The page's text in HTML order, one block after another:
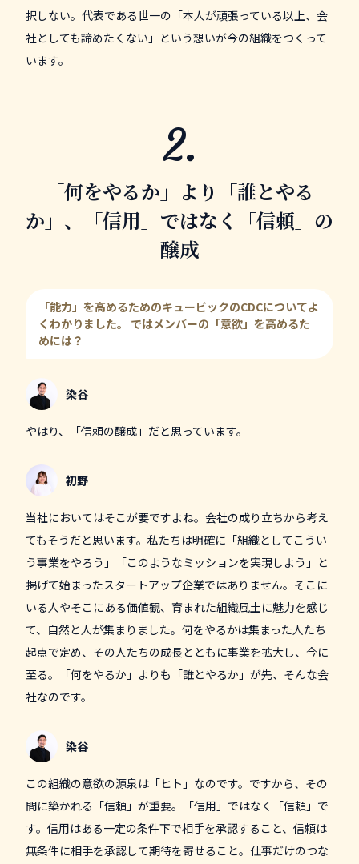
択しない。代表である世一の「本人が頑張っている以上、会
社としても諦めたくない」という想いが今の組織をつくって
います。
「何をやるか」より「誰とやる
か」、「信用」ではなく「信頼」の
醸成
「能力」を高めるためのキュービックのCDCについてよ
くわかりました。 ではメンバーの「意欲」を高めるた
めには？
染谷
やはり、「信頼の醸成」だと思っています。
初野
当社においてはそこが要ですよね。会社の成り立ちから考え
てもそうだと思います。私たちは明確に「組織としてこうい
う事業をやろう」「このようなミッションを実現しよう」と
掲げて始まったスタートアップ企業ではありません。そこに
いる人やそこにある価値観、育まれた組織風土に魅力を感じ
て、自然と人が集まりました。何をやるかは集まった人たち
起点で定め、その人たちの成長とともに事業を拡大し、今に
至る。「何をやるか」よりも「誰とやるか」が先、そんな会
社なのです。
染谷
この組織の意欲の源泉は「ヒト」なのです。ですから、その
間に築かれる「信頼」が重要。「信用」ではなく「信頼」で
す。信用はある一定の条件下で相手を承認すること、信頼は
無条件に相手を承認して期待を寄せること。仕事だけのつな